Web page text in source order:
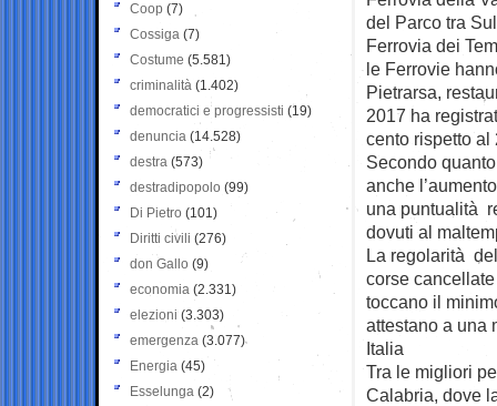
del Parco tra
Ferrovia dei
le Ferrovie
Pietrarsa,
2017 ha
cento rispetto al
Secondo
anche
una puntualità
dovuti al
La regolarità
corse
toccano il
attestano a una
Italia
Tra le migliori
Calabria, dove
Coop (7)
Cossiga (7)
Costume (5.581)
criminalità (1.402)
democratici e progressisti (19)
denuncia (14.528)
destra (573)
destradipopolo (99)
Di Pietro (101)
Diritti civili (276)
don Gallo (9)
economia (2.331)
elezioni (3.303)
emergenza (3.077)
Energia (45)
Esselunga (2)